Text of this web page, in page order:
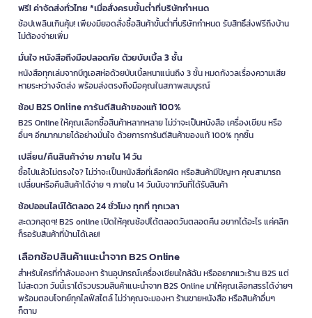
ฟรี! ค่าจัดส่งทั่วไทย *เมื่อสั่งครบขั้นต่ำที่บริษัทกำหนด
ช้อปเพลินเกินคุ้ม! เพียงมียอดสั่งซื้อสินค้าขั้นต่ำที่บริษัทกำหนด รับสิทธิ์ส่งฟรีถึงบ้าน
ไม่ต้องจ่ายเพิ่ม
มั่นใจ หนังสือถึงมือปลอดภัย ด้วยบับเบิ้ล 3 ชั้น
หนังสือทุกเล่มจากบีทูเอสห่อด้วยบับเบิ้ลหนาแน่นถึง 3 ชั้น หมดกังวลเรื่องความเสีย
หายระหว่างจัดส่ง พร้อมส่งตรงถึงมือคุณในสภาพสมบูรณ์
ช้อป B2S Online การันตีสินค้าของแท้ 100%
B2S Online ให้คุณเลือกซื้อสินค้าหลากหลาย ไม่ว่าจะเป็นหนังสือ เครื่องเขียน หรือ
อื่นๆ อีกมากมายได้อย่างมั่นใจ ด้วยการการันตีสินค้าของแท้ 100% ทุกชิ้น
เปลี่ยน/คืนสินค้าง่าย ภายใน 14 วัน
ซื้อไปแล้วไม่ตรงใจ? ไม่ว่าจะเป็นหนังสือที่เลือกผิด หรือสินค้ามีปัญหา คุณสามารถ
เปลี่ยนหรือคืนสินค้าได้ง่าย ๆ ภายใน 14 วันนับจากวันที่ได้รับสินค้า
ช้อปออนไลน์ได้ตลอด 24 ชั่วโมง ทุกที่ ทุกเวลา
สะดวกสุดๆ! B2S online เปิดให้คุณช้อปได้ตลอดวันตลอดคืน อยากได้อะไร แค่คลิก
ก็รอรับสินค้าที่บ้านได้เลย!
เลือกช้อปสินค้าแนะนำจาก B2S Online
สำหรับใครที่กำลังมองหา ร้านอุปกรณ์เครื่องเขียนใกล้ฉัน หรืออยากแวะร้าน B2S แต่
ไม่สะดวก วันนี้เราได้รวบรวมสินค้าแนะนำจาก B2S Online มาให้คุณเลือกสรรได้ง่ายๆ
พร้อมตอบโจทย์ทุกไลฟ์สไตล์ ไม่ว่าคุณจะมองหา ร้านขายหนังสือ หรือสินค้าอื่นๆ
ก็ตาม